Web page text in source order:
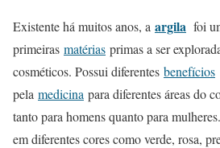
Existente há muitos anos, a argila foi
primeiras matérias primas a ser
cosméticos. Possui diferentes benefícios
pela medicina para diferentes áreas do
tanto para homens quanto para
em diferentes cores como verde, rosa,